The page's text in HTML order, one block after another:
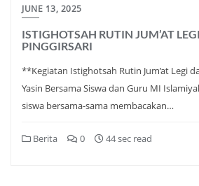
JUNE 13, 2025
ISTIGHOTSAH RUTIN JUM’AT
PINGGIRSARI
**Kegiatan Istighotsah Rutin Jum’at Legi
Yasin Bersama Siswa dan Guru MI
siswa bersama-sama membacakan…
Berita 0 44 sec read